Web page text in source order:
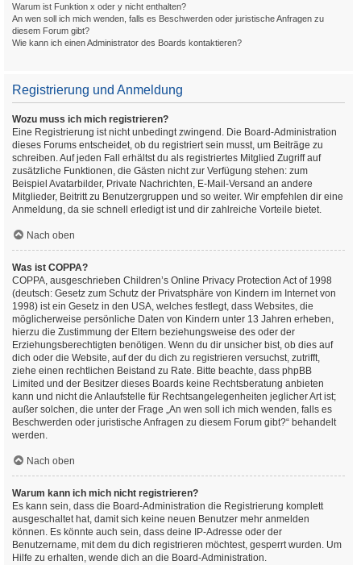
Warum ist Funktion x oder y nicht enthalten?
An wen soll ich mich wenden, falls es Beschwerden oder juristische Anfragen zu
diesem Forum gibt?
Wie kann ich einen Administrator des Boards kontaktieren?
Registrierung und Anmeldung
Wozu muss ich mich registrieren?
Eine Registrierung ist nicht unbedingt zwingend. Die Board-Administration
dieses Forums entscheidet, ob du registriert sein musst, um Beiträge zu
schreiben. Auf jeden Fall erhältst du als registriertes Mitglied Zugriff auf
zusätzliche Funktionen, die Gästen nicht zur Verfügung stehen: zum
Beispiel Avatarbilder, Private Nachrichten, E-Mail-Versand an andere
Mitglieder, Beitritt zu Benutzergruppen und so weiter. Wir empfehlen dir eine
Anmeldung, da sie schnell erledigt ist und dir zahlreiche Vorteile bietet.
Nach oben
Was ist COPPA?
COPPA, ausgeschrieben Children’s Online Privacy Protection Act of 1998
(deutsch: Gesetz zum Schutz der Privatsphäre von Kindern im Internet von
1998) ist ein Gesetz in den USA, welches festlegt, dass Websites, die
möglicherweise persönliche Daten von Kindern unter 13 Jahren erheben,
hierzu die Zustimmung der Eltern beziehungsweise des oder der
Erziehungsberechtigten benötigen. Wenn du dir unsicher bist, ob dies auf
dich oder die Website, auf der du dich zu registrieren versuchst, zutrifft,
ziehe einen rechtlichen Beistand zu Rate. Bitte beachte, dass phpBB
Limited und der Besitzer dieses Boards keine Rechtsberatung anbieten
kann und nicht die Anlaufstelle für Rechtsangelegenheiten jeglicher Art ist;
außer solchen, die unter der Frage „An wen soll ich mich wenden, falls es
Beschwerden oder juristische Anfragen zu diesem Forum gibt?“ behandelt
werden.
Nach oben
Warum kann ich mich nicht registrieren?
Es kann sein, dass die Board-Administration die Registrierung komplett
ausgeschaltet hat, damit sich keine neuen Benutzer mehr anmelden
können. Es könnte auch sein, dass deine IP-Adresse oder der
Benutzername, mit dem du dich registrieren möchtest, gesperrt wurden. Um
Hilfe zu erhalten, wende dich an die Board-Administration.